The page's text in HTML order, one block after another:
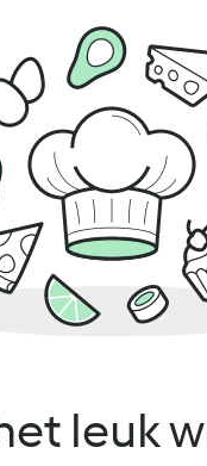
leuk